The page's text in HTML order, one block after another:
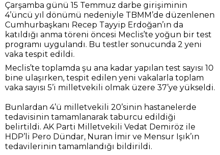
Çarşamba günü 15 Temmuz darbe girişiminin
4’üncü yıl dönümü nedeniyle TBMM’de düzenlenen
Cumhurbaşkanı Recep Tayyip Erdoğan’ın da
katıldığı anma töreni öncesi Meclis’te yoğun bir test
programı uygulandı. Bu testler sonucunda 2 yeni
vaka tespit edildi.
Meclis’te toplamda şu ana kadar yapılan test sayısı 10
bine ulaşırken, tespit edilen yeni vakalarla toplam
vaka sayısı 5’i milletvekili olmak üzere 37’ye yükseldi.
Bunlardan 4’ü milletvekili 20’sinin hastanelerde
tedavisinin tamamlanarak taburcu edildiği
belirtildi. AK Parti Milletvekili Vedat Demiröz ile
HDP’li Pero Dündar, Nuran İmir ve Mensur Işık’ın
tedavilerinin tamamlandığı bildirildi.